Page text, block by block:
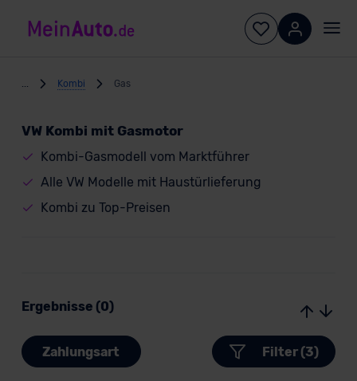
Kombi Gas
VW Kombi mit Gasmotor
Kombi-Gasmodell vom Marktführer
Alle VW Modelle mit Haustürlieferung
Kombi zu Top-Preisen
Ergebnisse (0)
Zahlungsart Filter (3)